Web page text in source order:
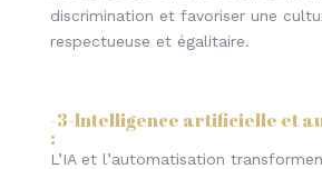
discrimination et favoriser une
respectueuse et égalitaire.
-3-Intelligence artificielle et
:
L’IA et l’automatisation